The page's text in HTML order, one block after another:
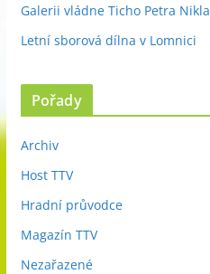
Galerii vládne Ticho Petra Nikla
Letní sborová dílna v Lomnici
Pořady
Archiv
Host TTV
Hradní průvodce
Magazín TTV
Nezařazené